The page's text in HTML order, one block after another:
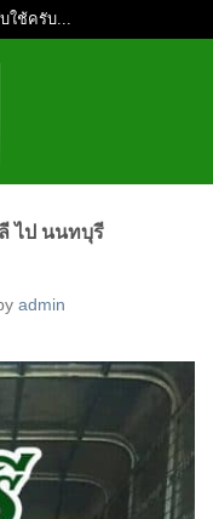
ใช้ครับ...
ไป นนทบุรี
admin